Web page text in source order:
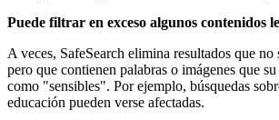
Puede filtrar en exceso algunos contenidos
A veces, SafeSearch elimina resultados que no
pero que contienen palabras o imágenes que
como "sensibles". Por ejemplo, búsquedas
educación pueden verse afectadas.